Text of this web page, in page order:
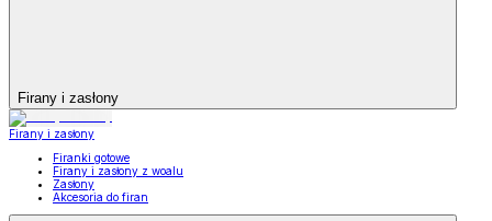
Firany i zasłony
Firany i zasłony
Firanki gotowe
Firany i zasłony z woalu
Zasłony
Akcesoria do firan